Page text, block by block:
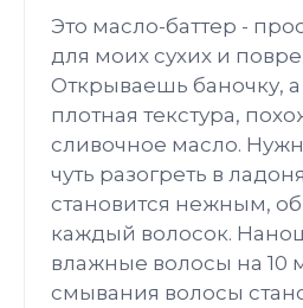
Это масло-баттер -
для моих сухих и
Открываешь баночку, а
плотная текстура,
сливочное масло.
чуть разогреть в
становится нежным,
каждый волосок.
влажные волосы на 10
смывания волосы